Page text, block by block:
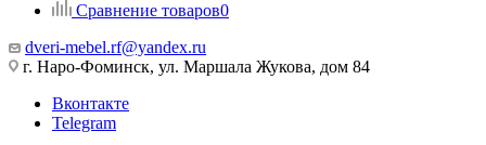
Сравнение товаров0
dveri-mebel.rf@yandex.ru
г. Наро-Фоминск, ул. Маршала Жукова, дом 84
Вконтакте
Telegram